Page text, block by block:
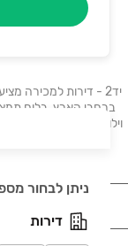
ניתן לבחור
דירות
יד2 - דירות למכירה
ברחבי הארץ. בלוח
וילות, פנטהאוזים,